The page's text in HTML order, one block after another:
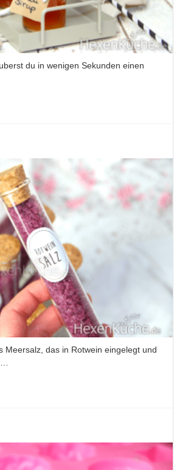
du in wenigen Sekunden einen
Meersalz, das in Rotwein eingelegt und